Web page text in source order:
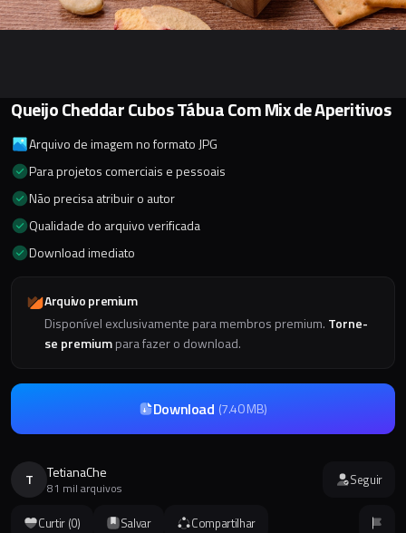
Curtir (0) Salvar Compartilhar
Queijo Cheddar Cubos Tábua Com Mix de Aperitivos
Arquivo de imagem no formato JPG
Para projetos comerciais e pessoais
Não precisa atribuir o autor
Qualidade do arquivo verificada
Download imediato
Arquivo premium
Disponível exclusivamente para membros premium. Torne-
se premiumpara fazer o download.
Download (7.40 MB)
T TetianaChe
81 mil arquivos Seguir